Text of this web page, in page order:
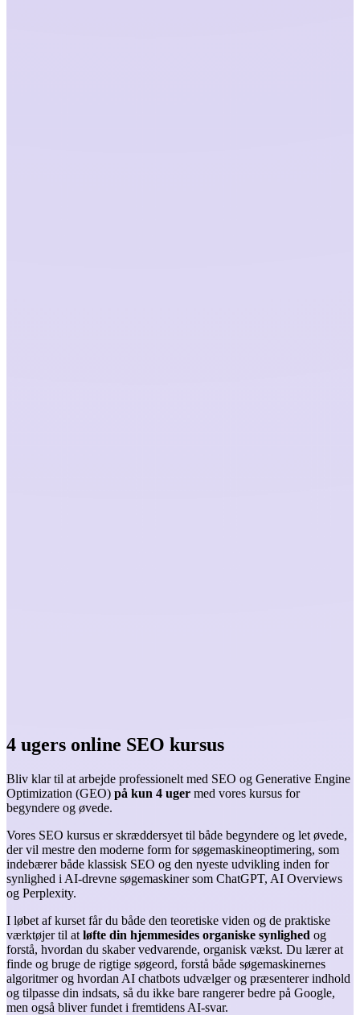
4 ugers online SEO kursus
Bliv klar til at arbejde professionelt med SEO og Generative Engine
Optimization (GEO) på kun 4 uger med vores kursus for
begyndere og øvede.
Vores SEO kursus er skræddersyet til både begyndere og let øvede,
der vil mestre den moderne form for søgemaskineoptimering, som
indebærer både klassisk SEO og den nyeste udvikling inden for
synlighed i AI-drevne søgemaskiner som ChatGPT, AI Overviews
og Perplexity.
I løbet af kurset får du både den teoretiske viden og de praktiske
værktøjer til at løfte din hjemmesides organiske synlighed og
forstå, hvordan du skaber vedvarende, organisk vækst. Du lærer at
finde og bruge de rigtige søgeord, forstå både søgemaskinernes
algoritmer og hvordan AI chatbots udvælger og præsenterer indhold
og tilpasse din indsats, så du ikke bare rangerer bedre på Google,
men også bliver fundet i fremtidens AI-svar.